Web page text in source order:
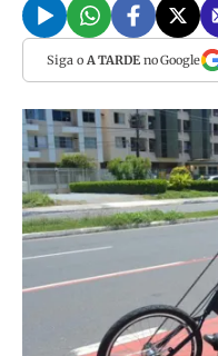
Siga o A TARDEno Google